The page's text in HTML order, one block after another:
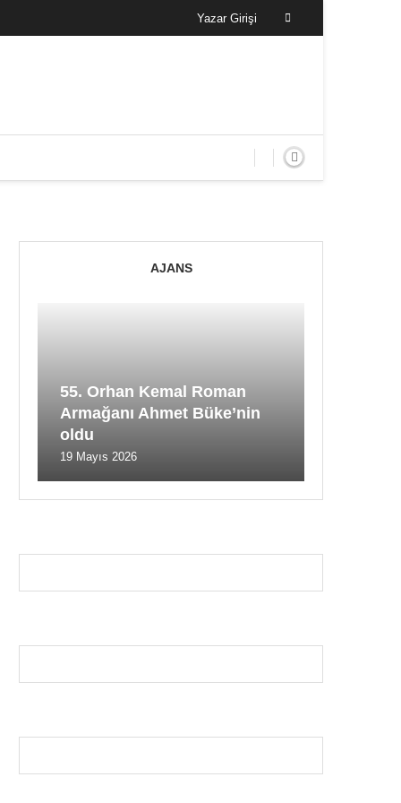
Yazar Girişi
AJANS
55. Orhan Kemal Roman
Armağanı Ahmet Büke’nin
oldu
19 Mayıs 2026